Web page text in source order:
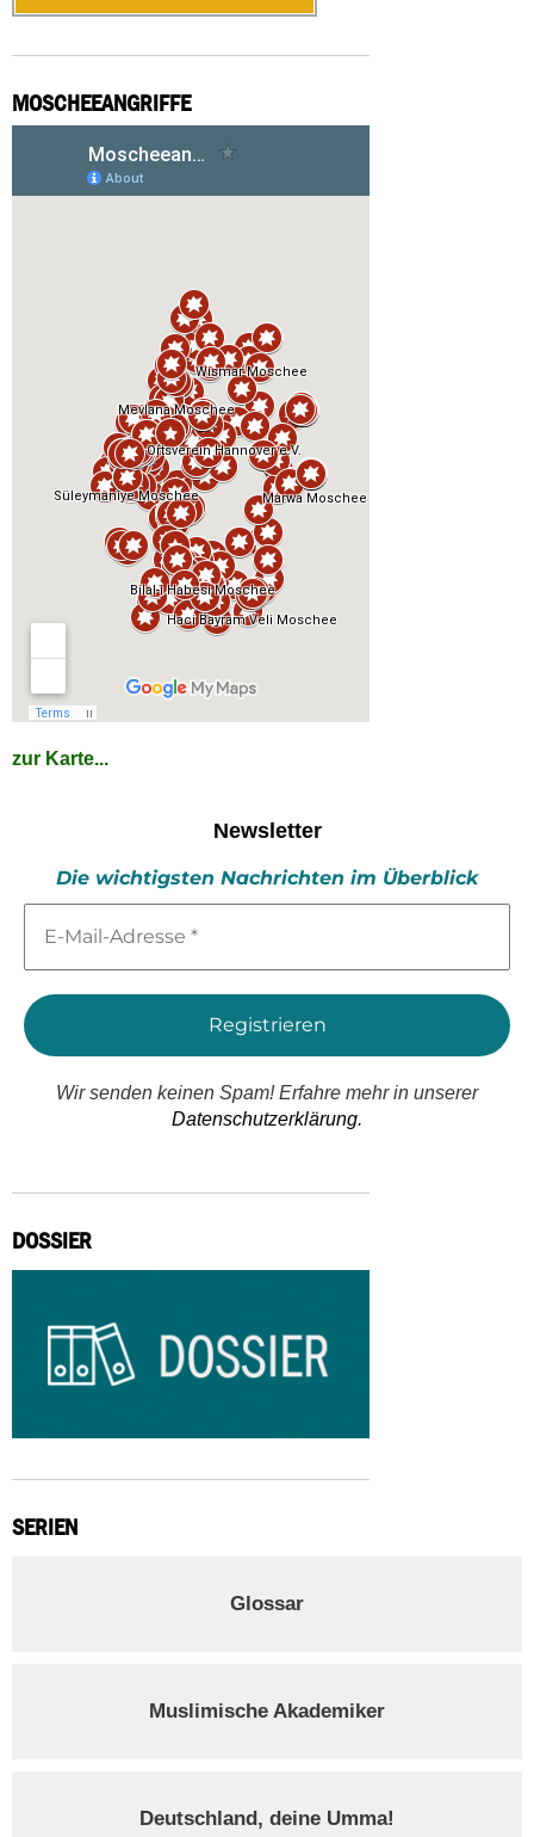
MOSCHEEANGRIFFE
zur Karte...
Newsletter
Die wichtigsten Nachrichten im Überblick
Mail-
*
Wir senden keinen Spam! Erfahre mehr in unserer
Datenschutzerklärung.
DOSSIER
SERIEN
Glossar
Muslimische Akademiker
Deutschland, deine Umma!